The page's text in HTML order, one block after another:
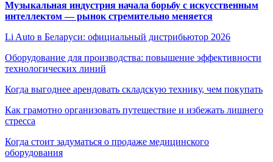
Музыкальная индустрия начала борьбу с искусственным
интеллектом — рынок стремительно меняется
Li Auto в Беларуси: официальный дистрибьютор 2026
Оборудование для производства: повышение эффективности
технологических линий
Когда выгоднее арендовать складскую технику, чем покупать
Как грамотно организовать путешествие и избежать лишнего
стресса
Когда стоит задуматься о продаже медицинского
оборудования